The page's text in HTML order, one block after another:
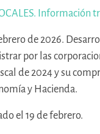
Información
de 2026.
por las
de 2024 y su
y Hacienda.
el 19 de febrero.